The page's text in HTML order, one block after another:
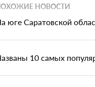
НОВОСТИ
юге Саратовской
10 самых